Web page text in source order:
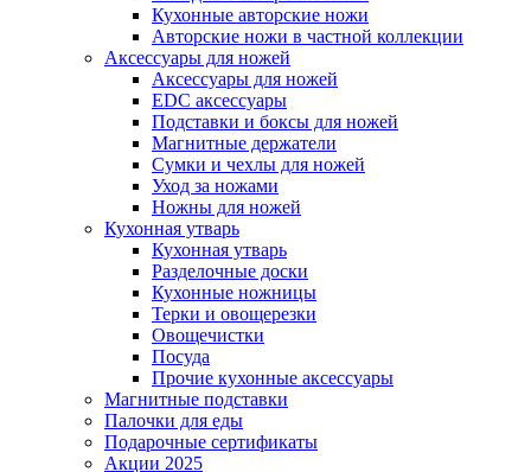
Кухонные авторские ножи
Авторские ножи в частной коллекции
Аксессуары для ножей
Аксессуары для ножей
EDC аксессуары
Подставки и боксы для ножей
Магнитные держатели
Сумки и чехлы для ножей
Уход за ножами
Ножны для ножей
Кухонная утварь
Кухонная утварь
Разделочные доски
Кухонные ножницы
Терки и овощерезки
Овощечистки
Посуда
Прочие кухонные аксессуары
Магнитные подставки
Палочки для еды
Подарочные сертификаты
Акции 2025